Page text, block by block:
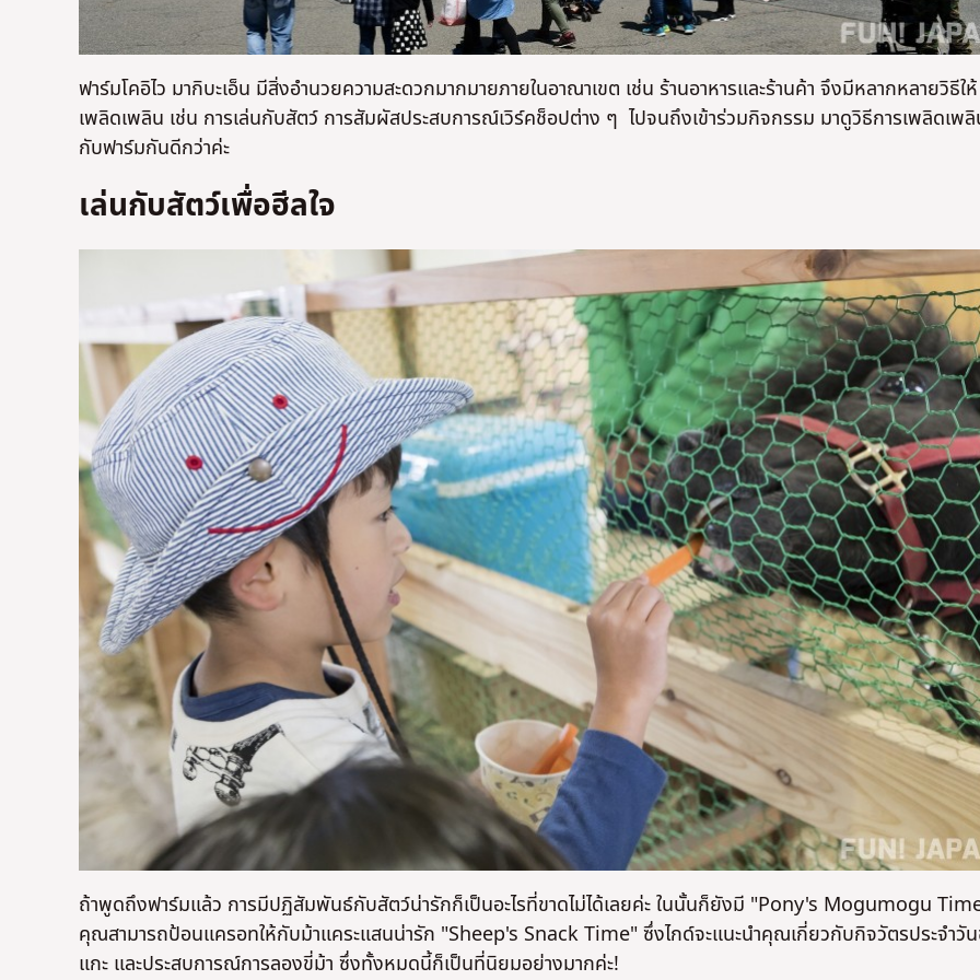
ฟาร์มโคอิไว มากิบะเอ็น มีสิ่งอำนวยความสะดวกมากมายภายในอาณาเขต เช่น ร้านอาหารและร้านค้า จึงมีหลากหลายวิธีให้
เพลิดเพลิน เช่น การเล่นกับสัตว์ การสัมผัสประสบการณ์เวิร์คช็อปต่าง ๆ ไปจนถึงเข้าร่วมกิจกรรม มาดูวิธีการเพลิดเพ
กับฟาร์มกันดีกว่าค่ะ
เล่นกับสัตว์เพื่อฮีลใจ
ถ้าพูดถึงฟาร์มแล้ว การมีปฏิสัมพันธ์กับสัตว์น่ารักก็เป็นอะไรที่ขาดไม่ได้เลยค่ะ ในนั้นก็ยังมี "Pony's Mogumogu
คุณสามารถป้อนแครอทให้กับม้าแคระแสนน่ารัก "Sheep's Snack Time" ซึ่งไกด์จะแนะนำคุณเกี่ยวกับกิจวัตรประจำวั
แกะ และประสบการณ์การลองขี่ม้า ซึ่งทั้งหมดนี้ก็เป็นที่นิยมอย่างมากค่ะ!